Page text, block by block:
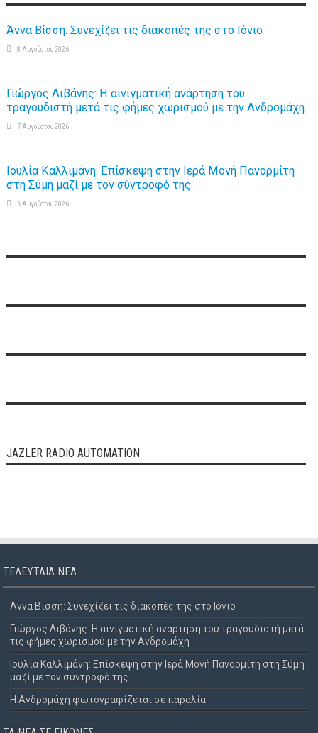
Άννα Βίσση: Συνεχίζει τις διακοπές της στο Ιόνιο
8 Αυγούστου 2026
Γιώργος Λιβάνης: Η αινιγματική ανάρτηση του
τραγουδιστή μετά τις φήμες χωρισμού με την Ανδρομάχη
7 Αυγούστου 2026
Ιουλία Καλλιμάνη: Επίσκεψη στην Ιερά Μονή Πανορμίτη
στη Σύμη μαζί με τον σύντροφό της
6 Αυγούστου 2026
JAZLER RADIO AUTOMATION
ΤΕΛΕΥΤΑΊΑ ΝΈΑ
Άννα Βίσση: Συνεχίζει τις διακοπές της στο Ιόνιο
Γιώργος Λιβάνης: Η αινιγματική ανάρτηση του τραγουδιστή μετά
τις φήμες χωρισμού με την Ανδρομάχη
Ιουλία Καλλιμάνη: Επίσκεψη στην Ιερά Μονή Πανορμίτη στη Σύμη
μαζί με τον σύντροφό της
Η Ανδρομάχη φωτογραφίζεται σε παραλία